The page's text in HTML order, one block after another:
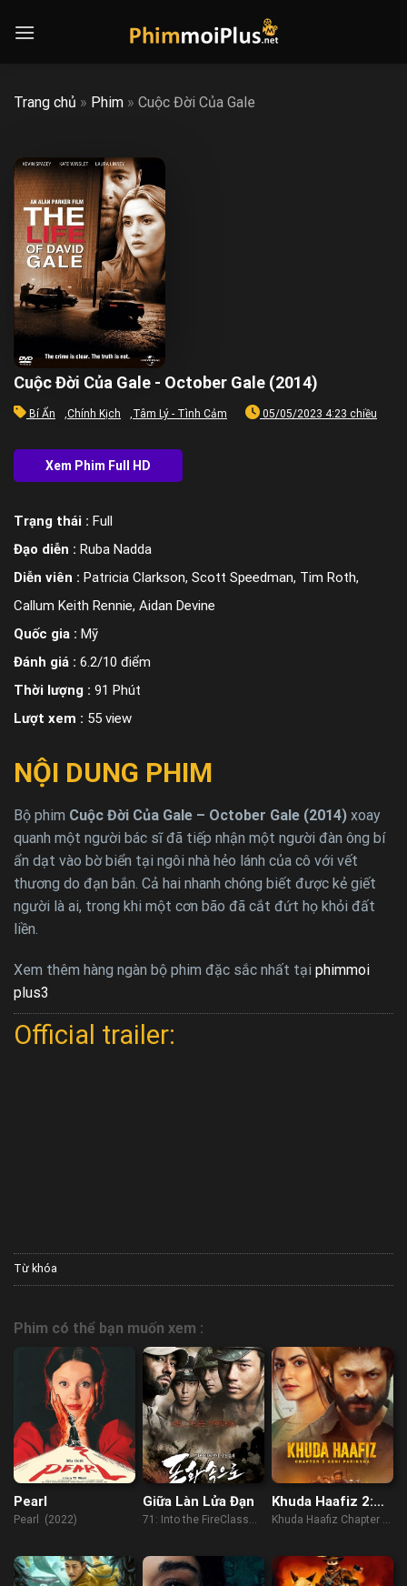
Trang chủ » Phim » Cuộc Đời Của Gale
Cuộc Đời Của Gale - October Gale (2014)
Bí Ẩn ,Chính Kịch ,Tâm Lý - Tình Cảm 05/05/2023 4:23 chiều
Trạng thái : Full
Đạo diễn : Ruba Nadda
Diễn viên : Patricia Clarkson, Scott Speedman, Tim Roth,
Callum Keith Rennie, Aidan Devine
Quốc gia : Mỹ
Đánh giá : 6.2/10 điểm
Thời lượng : 91 Phút
Lượt xem : 55 view
NỘI DUNG PHIM
Bộ phim Cuộc Đời Của Gale – October Gale (2014) xoay
quanh một người bác sĩ đã tiếp nhận một người đàn ông bí
ẩn dạt vào bờ biển tại ngôi nhà hẻo lánh của cô với vết
thương do đạn bắn. Cả hai nhanh chóng biết được kẻ giết
người là ai, trong khi một cơn bão đã cắt đứt họ khỏi đất
liền.
Xem thêm hàng ngàn bộ phim đặc sắc nhất tại phimmoi
plus3
Official trailer:
Từ khóa
Phim có thể bạn muốn xem :
Pearl
Pearl (2022)
Giữa Làn Lửa Đạn
71: Into the FireClass
Khuda Haafiz 2:
Thử Lửa
Khuda Haafiz Chapter 2: